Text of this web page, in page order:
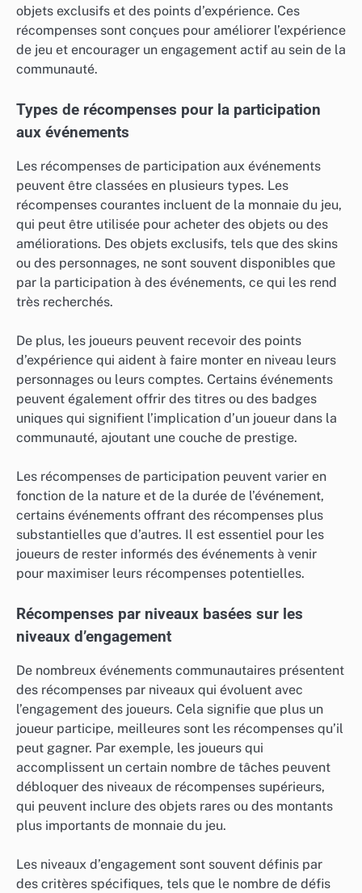
objets exclusifs et des points d’expérience. Ces
récompenses sont conçues pour améliorer l’expérience
de jeu et encourager un engagement actif au sein de la
communauté.
Types de récompenses pour la participation
aux événements
Les récompenses de participation aux événements
peuvent être classées en plusieurs types. Les
récompenses courantes incluent de la monnaie du jeu,
qui peut être utilisée pour acheter des objets ou des
améliorations. Des objets exclusifs, tels que des skins
ou des personnages, ne sont souvent disponibles que
par la participation à des événements, ce qui les rend
très recherchés.
De plus, les joueurs peuvent recevoir des points
d’expérience qui aident à faire monter en niveau leurs
personnages ou leurs comptes. Certains événements
peuvent également offrir des titres ou des badges
uniques qui signifient l’implication d’un joueur dans la
communauté, ajoutant une couche de prestige.
Les récompenses de participation peuvent varier en
fonction de la nature et de la durée de l’événement,
certains événements offrant des récompenses plus
substantielles que d’autres. Il est essentiel pour les
joueurs de rester informés des événements à venir
pour maximiser leurs récompenses potentielles.
Récompenses par niveaux basées sur les
niveaux d’engagement
De nombreux événements communautaires présentent
des récompenses par niveaux qui évoluent avec
l’engagement des joueurs. Cela signifie que plus un
joueur participe, meilleures sont les récompenses qu’il
peut gagner. Par exemple, les joueurs qui
accomplissent un certain nombre de tâches peuvent
débloquer des niveaux de récompenses supérieurs,
qui peuvent inclure des objets rares ou des montants
plus importants de monnaie du jeu.
Les niveaux d’engagement sont souvent définis par
des critères spécifiques, tels que le nombre de défis